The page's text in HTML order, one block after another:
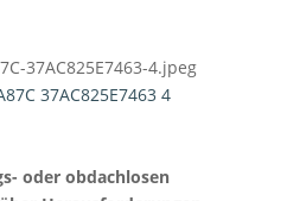
37AC825E7463-4.jpeg
oder obdachlosen